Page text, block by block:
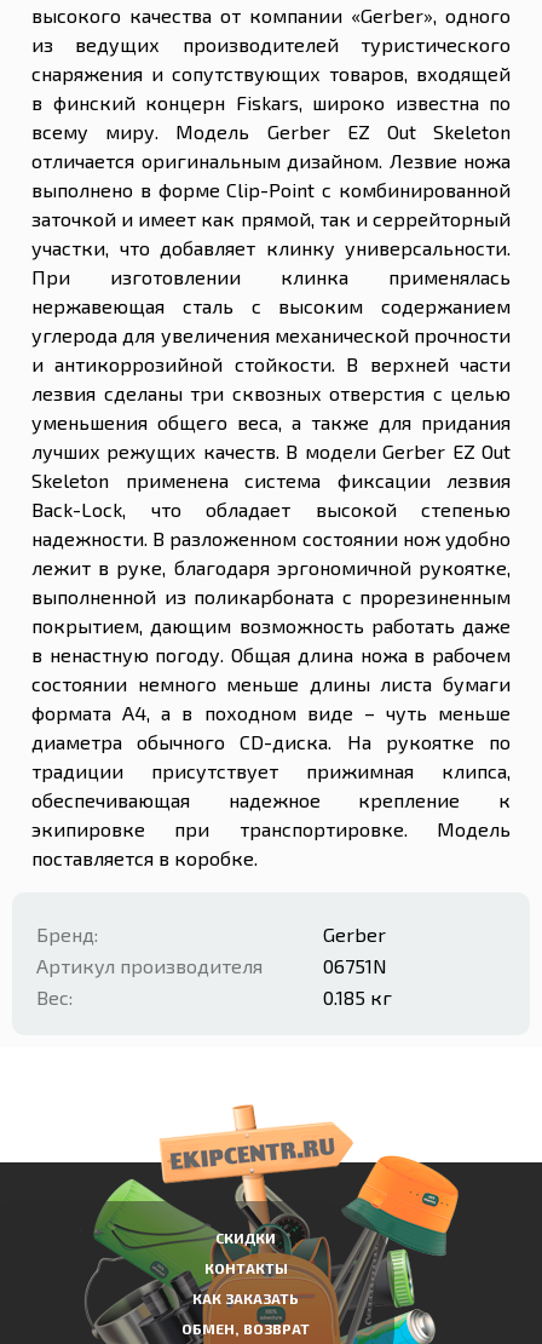
высокого качества от компании «Gerber», одного
из ведущих производителей туристического
снаряжения и сопутствующих товаров, входящей
в финский концерн Fiskars, широко известна по
всему миру. Модель Gerber EZ Out Skeleton
отличается оригинальным дизайном. Лезвие ножа
выполнено в форме Clip-Point с комбинированной
заточкой и имеет как прямой, так и серрейторный
участки, что добавляет клинку универсальности.
При изготовлении клинка применялась
нержавеющая сталь с высоким содержанием
углерода для увеличения механической прочности
и антикоррозийной стойкости. В верхней части
лезвия сделаны три сквозных отверстия с целью
уменьшения общего веса, а также для придания
лучших режущих качеств. В модели Gerber EZ Out
Skeleton применена система фиксации лезвия
Back-Lock, что обладает высокой степенью
надежности. В разложенном состоянии нож удобно
лежит в руке, благодаря эргономичной рукоятке,
выполненной из поликарбоната с прорезиненным
покрытием, дающим возможность работать даже
в ненастную погоду. Общая длина ножа в рабочем
состоянии немного меньше длины листа бумаги
формата А4, а в походном виде – чуть меньше
диаметра обычного CD-диска. На рукоятке по
традиции присутствует прижимная клипса,
обеспечивающая надежное крепление к
экипировке при транспортировке. Модель
поставляется в коробке.
Бренд:
Gerber
Артикул производителя
06751N
Вес:
0.185 кг
СКИДКИ
КОНТАКТЫ
КАК ЗАКАЗАТЬ
ОБМЕН, ВОЗВРАТ